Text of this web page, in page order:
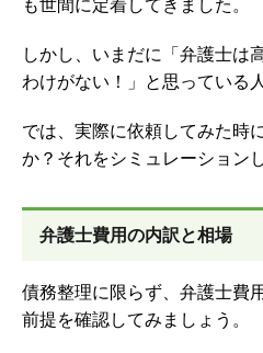
も世間に定着してきました。
しかし、いまだに「弁護士は
わけがない！」と思っている
では、 実際に依頼してみた時
か？ それをシミュレーション
弁護士費用の内訳と相場
債務整理に限らず、弁護士費
前提を確認してみましょう。